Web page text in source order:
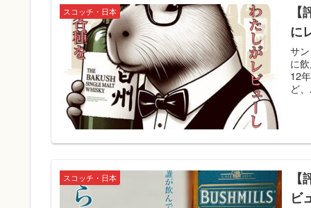
スコッチ・日本
に
サ
に
12
ど
スコッチ・日本
ビ